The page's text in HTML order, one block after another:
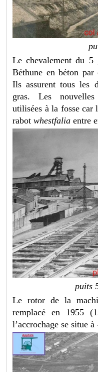
Le chevalement du 5
Béthune en béton
Ils assurent tous les
gras. Les nouvelles
utilisées à la fosse car
rabotwhestfalia entre
puits
Le rotor de la
remplacé en 1955
l’accrochage se situe